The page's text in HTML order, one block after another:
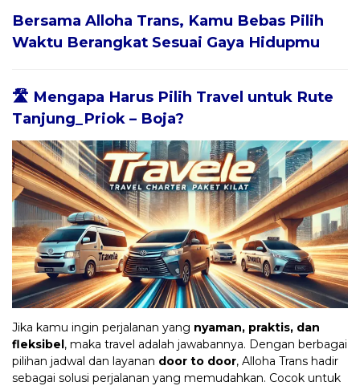
Bersama Alloha Trans, Kamu Bebas Pilih
Waktu Berangkat Sesuai Gaya Hidupmu
🛣️ Mengapa Harus Pilih Travel untuk Rute
Tanjung_Priok – Boja?
Jika kamu ingin perjalanan yang nyaman, praktis, dan
fleksibel, maka travel adalah jawabannya. Dengan berbagai
pilihan jadwal dan layanan door to door, Alloha Trans hadir
sebagai solusi perjalanan yang memudahkan. Cocok untuk